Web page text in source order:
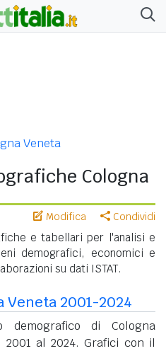
Veneta
Cologna
Modifica Condividi
e tabellari per l'analisi e
demografici, economici e
su dati ISTAT.
Veneta 2001-2024
demografico di Cologna
2001 al 2024. Grafici con il